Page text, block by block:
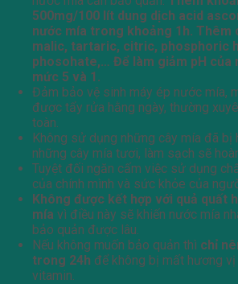
500mg/100 lít dung dịch acid
nước mía trong khoảng 1h. Thêm
malic, tartaric, citric, phosphoric
phosohate,… Để làm giảm pH của
mức 5 và 1.
Đảm bảo vệ sinh máy ép nước mía,
được tẩy rửa hằng ngày, thường
toàn.
Không sử dụng những cây mía đã bị
những cây mía tươi, làm sạch sẽ
Tuyệt đối ngăn cấm việc sử dụng
của chính mình và sức khỏe của
Không được kết hợp với quả quất
mía vì điều này sẽ khiến nước mía
bảo quản được lâu.
Nếu không muốn bảo quản thì chỉ
trong 24h để không bị mất hương
vitamin.